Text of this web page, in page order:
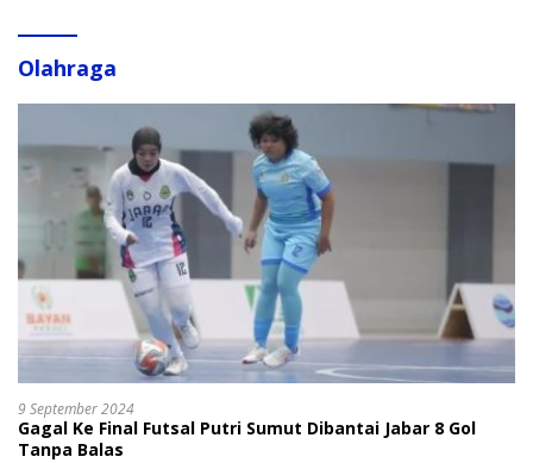
Olahraga
9 September 2024
Gagal Ke Final Futsal Putri Sumut Dibantai Jabar 8 Gol
Tanpa Balas